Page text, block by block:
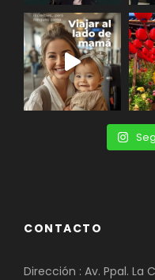
CONTACTO
Dirección : Av. Ppal. La